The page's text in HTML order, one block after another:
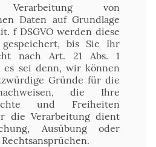
von
Daten auf Grundlage
f DSGVO werden diese
bis Sie Ihr
nach Art. 21 Abs. 1
es sei denn, wir können
Gründe für die
die Ihre
und Freiheiten
die Verarbeitung dient
Ausübung oder